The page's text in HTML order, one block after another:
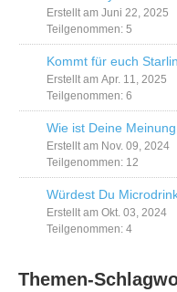
Erstellt am Juni 22, 2025
Teilgenommen: 5
Kommt für euch
Erstellt am Apr. 11, 2025
Teilgenommen: 6
Wie ist Deine
Erstellt am Nov. 09, 2024
Teilgenommen: 12
Würdest Du
Erstellt am Okt. 03, 2024
Teilgenommen: 4
Themen-